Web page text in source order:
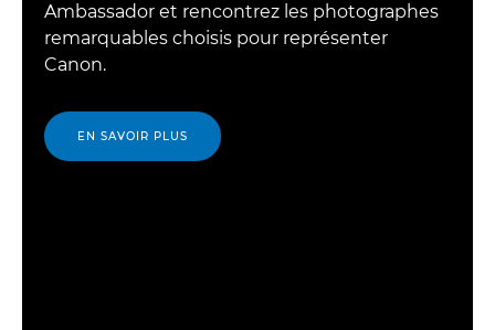
Ambassador et rencontrez les photographes
remarquables choisis pour représenter
Canon.
EN SAVOIR PLUS